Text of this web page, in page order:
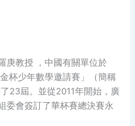
庚教授 ，中國有關單位於
杯少年數學邀請賽」（簡稱
23屆。並從2011年開始，廣
委會簽訂了華杯賽總決賽永